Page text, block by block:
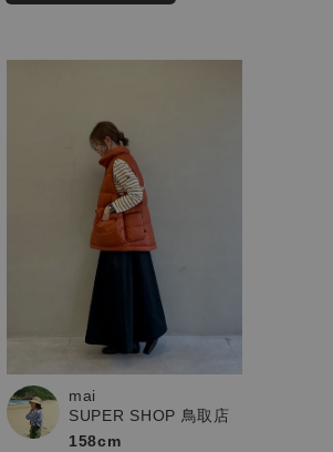
プリダウンロード
mai
SUPER SHOP 鳥取店
158cm